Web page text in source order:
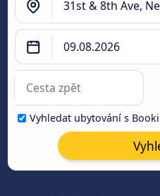
Vyhledat ubytování s